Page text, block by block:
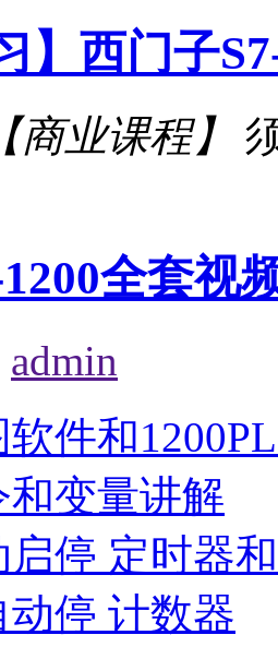
】西门子
【商业课程】
全套视
admin
件和
变量讲解
启停 定时器
停 计数器